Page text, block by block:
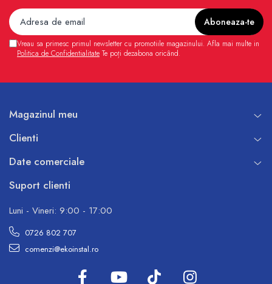
Vreau sa primesc primul newsletter cu promotiile magazinului. Afla mai multe in
Politica de Confidentialitate Te poți dezabona oricând.
Magazinul meu
Clienti
Date comerciale
Suport clienti
Luni - Vineri: 9:00 - 17:00
0726 802 707
comenzi@ekoinstal.ro